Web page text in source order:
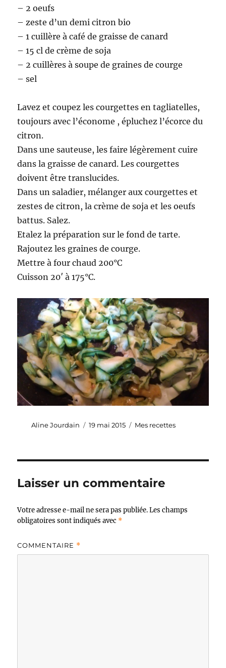
– 2 oeufs
– zeste d’un demi citron bio
– 1 cuillère à café de graisse de canard
– 15 cl de crème de soja
– 2 cuillères à soupe de graines de courge
– sel
Lavez et coupez les courgettes en tagliatelles,
toujours avec l’économe , épluchez l’écorce du
citron.
Dans une sauteuse, les faire légèrement cuire
dans la graisse de canard. Les courgettes
doivent être translucides.
Dans un saladier, mélanger aux courgettes et
zestes de citron, la crème de soja et les oeufs
battus. Salez.
Etalez la préparation sur le fond de tarte.
Rajoutez les graines de courge.
Mettre à four chaud 200°C
Cuisson 20′ à 175°C.
Auteur
Aline Jourdain
Publié
19 mai 2015 Catégories
Mes recettes
Laisser un commentaire
Votre adresse e-mail ne sera pas publiée. Les champs
obligatoires sont indiqués avec *
COMMENTAIRE *